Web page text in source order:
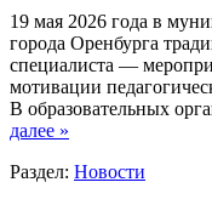
19 мая 2026 года в
города Оренбурга
специалиста —
мотивации
В образовательных
далее »
Раздел: Новости